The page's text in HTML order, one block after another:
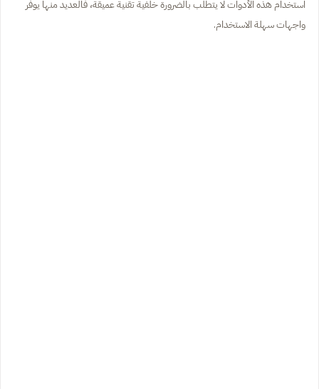
استخدام هذه الأدوات لا يتطلب بالضرورة خلفية تقنية عميقة، فالعديد منها يوفر
واجهات سهلة الاستخدام.